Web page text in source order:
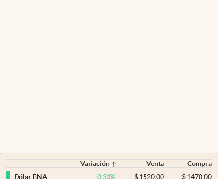
Variación Venta
Compra
Dólar BNA
0,33% $ 1520,00 $1470,00